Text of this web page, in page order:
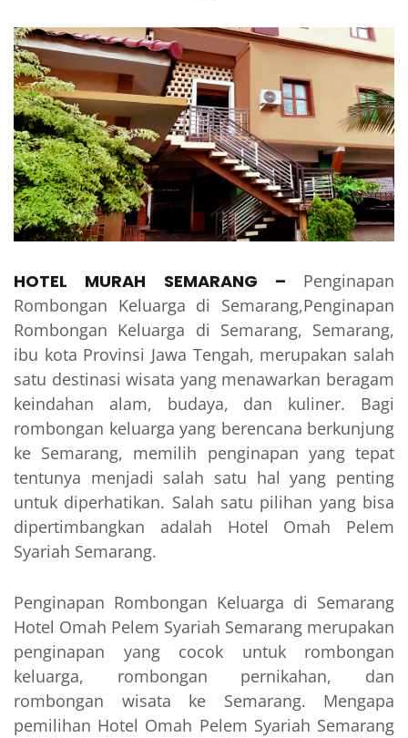
HOTEL MURAH SEMARANG – Penginapan
Rombongan Keluarga di Semarang,Penginapan
Rombongan Keluarga di Semarang, Semarang,
ibu kota Provinsi Jawa Tengah, merupakan salah
satu destinasi wisata yang menawarkan beragam
keindahan alam, budaya, dan kuliner. Bagi
rombongan keluarga yang berencana berkunjung
ke Semarang, memilih penginapan yang tepat
tentunya menjadi salah satu hal yang penting
untuk diperhatikan. Salah satu pilihan yang bisa
dipertimbangkan adalah Hotel Omah Pelem
Syariah Semarang.
Penginapan Rombongan Keluarga di Semarang
Hotel Omah Pelem Syariah Semarang merupakan
penginapan yang cocok untuk rombongan
keluarga, rombongan pernikahan, dan
rombongan wisata ke Semarang. Mengapa
pemilihan Hotel Omah Pelem Syariah Semarang